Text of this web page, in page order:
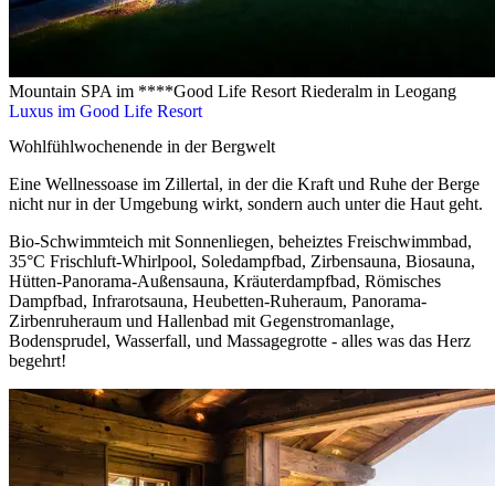
Mountain SPA im ****Good Life Resort Riederalm in Leogang
Luxus im Good Life Resort
Wohlfühlwochenende in der Bergwelt
Eine Wellnessoase im Zillertal, in der die Kraft und Ruhe der Berge
nicht nur in der Umgebung wirkt, sondern auch unter die Haut geht.
Bio-Schwimmteich mit Sonnenliegen, beheiztes Freischwimmbad,
35°C Frischluft-Whirlpool, Soledampfbad, Zirbensauna, Biosauna,
Hütten-Panorama-Außensauna, Kräuterdampfbad, Römisches
Dampfbad, Infrarotsauna, Heubetten-Ruheraum, Panorama-
Zirbenruheraum und Hallenbad mit Gegenstromanlage,
Bodensprudel, Wasserfall, und Massagegrotte - alles was das Herz
begehrt!